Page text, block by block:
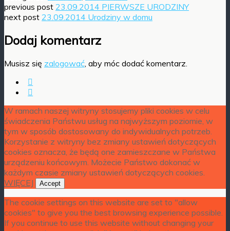
previous post 23.09.2014 PIERWSZE URODZINY
next post 23.09.2014 Urodziny w domu
Dodaj komentarz
Musisz się zalogować , aby móc dodać komentarz.
W ramach naszej witryny stosujemy pliki cookies w celu
świadczenia Państwu usług na najwyższym poziomie, w
tym w sposób dostosowany do indywidualnych potrzeb.
Korzystanie z witryny bez zmiany ustawień dotyczących
cookies oznacza, że będą one zamieszczane w Państwa
urządzeniu końcowym. Możecie Państwo dokonać w
każdym czasie zmiany ustawień dotyczących cookies.
WIĘCEJ
Accept
The cookie settings on this website are set to "allow
cookies" to give you the best browsing experience possible.
If you continue to use this website without changing your